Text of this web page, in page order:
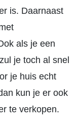
is. Daarnaast
als je een
je toch al snel
je huis echt
kun je er ook
te verkopen.